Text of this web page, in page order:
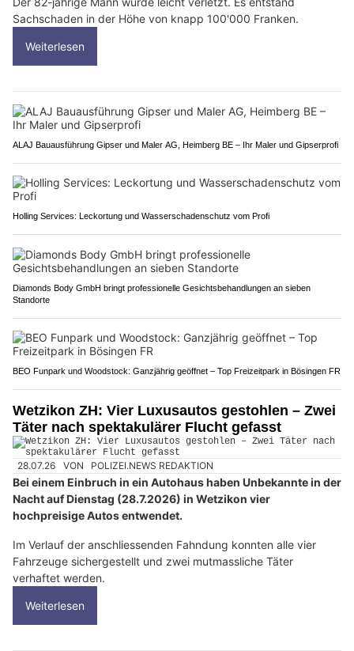
Sachschaden in der Höhe von knapp 100'000 Franken.
Weiterlesen
ALAJ Bauausführung Gipser und Maler AG, Heimberg BE – Ihr Maler und Gipserprofi
Holling Services: Leckortung und Wasserschadenschutz vom Profi
Diamonds Body GmbH bringt professionelle Gesichtsbehandlungen an sieben
Standorte
BEO Funpark und Woodstock: Ganzjährig geöffnet – Top Freizeitpark in Bösingen FR
Wetzikon ZH: Vier Luxusautos gestohlen – Zwei
Täter nach spektakulärer Flucht gefasst
28.07.26 VON POLIZEI.NEWS REDAKTION
Bei einem Einbruch in ein Autohaus haben Unbekannte in der
Nacht auf Dienstag (28.7.2026) in Wetzikon vier
hochpreisige Autos entwendet.
Im Verlauf der anschliessenden Fahndung konnten alle vier
Fahrzeuge sichergestellt und zwei mutmassliche Täter
verhaftet werden.
Weiterlesen